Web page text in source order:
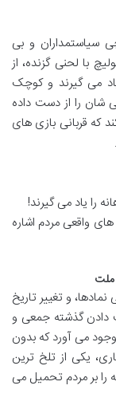
سیاستمداران و بی
با لحنی گزنده، از
می گیرند و کوچک
شان را از دست داده
که قربانی بازی های
را یاد می گیرند!
واقعی مردم اشاره
ملت
و تغییر تاریخ
دادن گذشته جمعی و
وجود می آورد که بدون
یکی از تلخ ترین
بر مردم تحمیل می